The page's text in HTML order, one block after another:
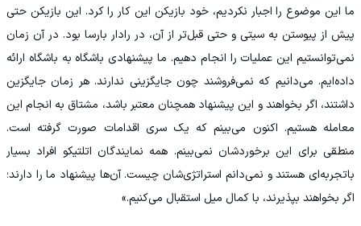
ما این موضوع را اجبار نکردیم، خود بازیکن این کار را کرد. این بازیکن حتی
پیش از پیوستن به سیتی و حتی قبل‌تر از آن، در رادار بارسا بود. در آن زمان
نمی‌توانستیم این عملیات را انجام دهیم. ما پیشنهادی باشگاه به باشگاه ارائه
داده‌ایم. می‌دانیم که نمی‌فروشند چون جایگزینی ندارند. هر زمان جایگزین
داشتند، اگر بخواهند و این پیشنهاد همچنان معتبر باشد، مشتاق به انجام این
معامله هستیم. اکنون می‌بینم که یک سری اقدامات صورت گرفته است.
منطقی برای این برخوردشان نمی‌بینم. همه نمایندگان اتلتیکو افراد بسیار
باتجربه‌ای هستند و نمی‌دانم استراتژی‌شان چیست. آن‌ها پیشنهاد ما را دارند؛
اگر بخواهند بپذیرند، با کمال میل استقبال می‌کنیم.»